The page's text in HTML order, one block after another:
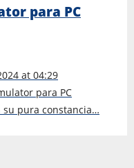
para PC
at 04:29
para PC
su pura constancia…